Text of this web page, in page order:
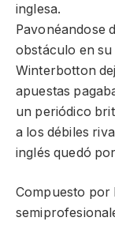
inglesa.
Pavonéandose
obstáculo en
Winterbotton
apuestas
un periódico
a los débiles
inglés quedó
Compuesto por